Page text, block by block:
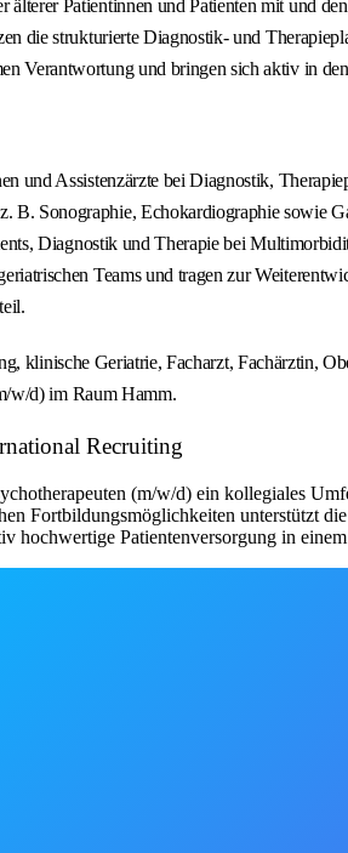
Patientinnen und Patienten mit und
die strukturierte Diagnostik- und
Verantwortung und bringen sich aktiv in
und Assistenzärzte bei Diagnostik,
B. Sonographie, Echokardiographie sowie
Diagnostik und Therapie bei
Teams und tragen zur
klinische Geriatrie, Facharzt, Fachärztin,
w/d) im Raum Hamm.
Recruiting
(m/w/d) ein kollegiales
Fortbildungsmöglichkeiten unterstützt
Patientenversorgung in